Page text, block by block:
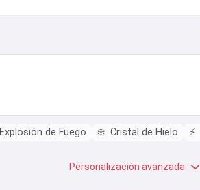
Explosión de Fuego ❄️ Cristal de Hielo ⚡
Personalización avanzada